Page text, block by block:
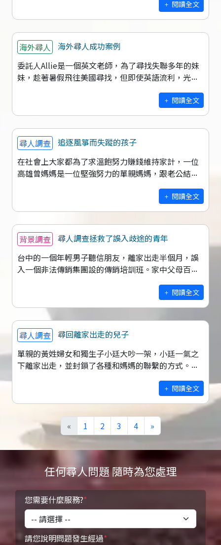
的孩子總是讓父母非常操心。這個月我們已 閱讀全文
海外尋人
海外尋人成功案例
委託人Allie是一個英文老師，為了尋找失聯多年的妹
妹，趁著暑假飛往美國尋找，但即使英語流利，光憑
閱讀全文
尋人調查
追逐風箏而失蹤的孩子
在社會上大家都為了求溫飽努力賺錢維持家計，一位
高雄曾媽媽是一位堅強努力的單親媽媽，跟老公結束
閱讀全文
背景調查
尋人調查拯救了誤入歧途的青年
台中的一個年輕男子聽信朋友，離家出走半個月，誤
入一個非法傳銷集團設的傳銷培訓班。家中父母百般
閱讀全文
尋人調查 尋回離家出走的兒子
單親的黃姓婦女和獨生子小廷大吵一架，小廷一氣之
下離家出走，並封鎖了各種和媽媽的聯繫的方式。一
始後悔擔心起孩子，並試圖與兒子連絡卻怎 閱讀全文
« 1 2 3 4 »
任何尋人問題 隨時為您處理
您需要什麼服務?*
請您說明問題發生經過*